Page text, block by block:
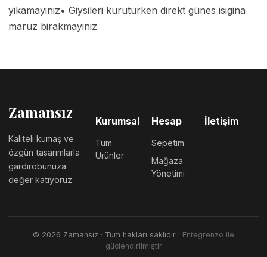
yikamayiniz• Giysileri kuruturken direkt günes isigina
maruz birakmayiniz
Zamansız
Kaliteli kumaş ve
özgün tasarımlarla
gardırobunuza
değer katıyoruz.
Kurumsal
Tüm
Ürünler
Hesap
Sepetim
Mağaza
Yönetimi
İletişim
© 2026 Zamansız · Tüm hakları saklıdır · Entegrenzo ile
güçlendirilmiştir